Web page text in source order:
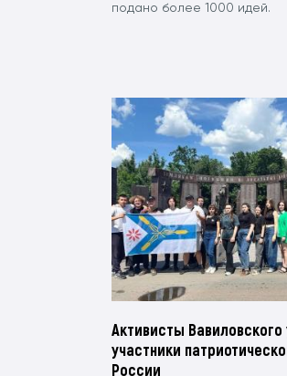
подано более 1000 идей.
Активисты Вавиловского
участники
России